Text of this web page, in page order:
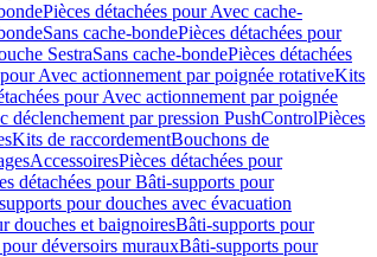
Pièces détachées pour Avec cache-
Sans cache-bondePièces détachées pour
SestraSans cache-bondePièces détachées
Avec actionnement par poignée rotativeKits
pour Avec actionnement par poignée
déclenchement par pression PushControlPièces
Kits de raccordementBouchons de
AccessoiresPièces détachées pour
détachées pour Bâti-supports pour
pour douches avec évacuation
douches et baignoiresBâti-supports pour
déversoirs murauxBâti-supports pour